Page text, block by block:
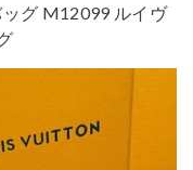
グ M12099 ルイヴ